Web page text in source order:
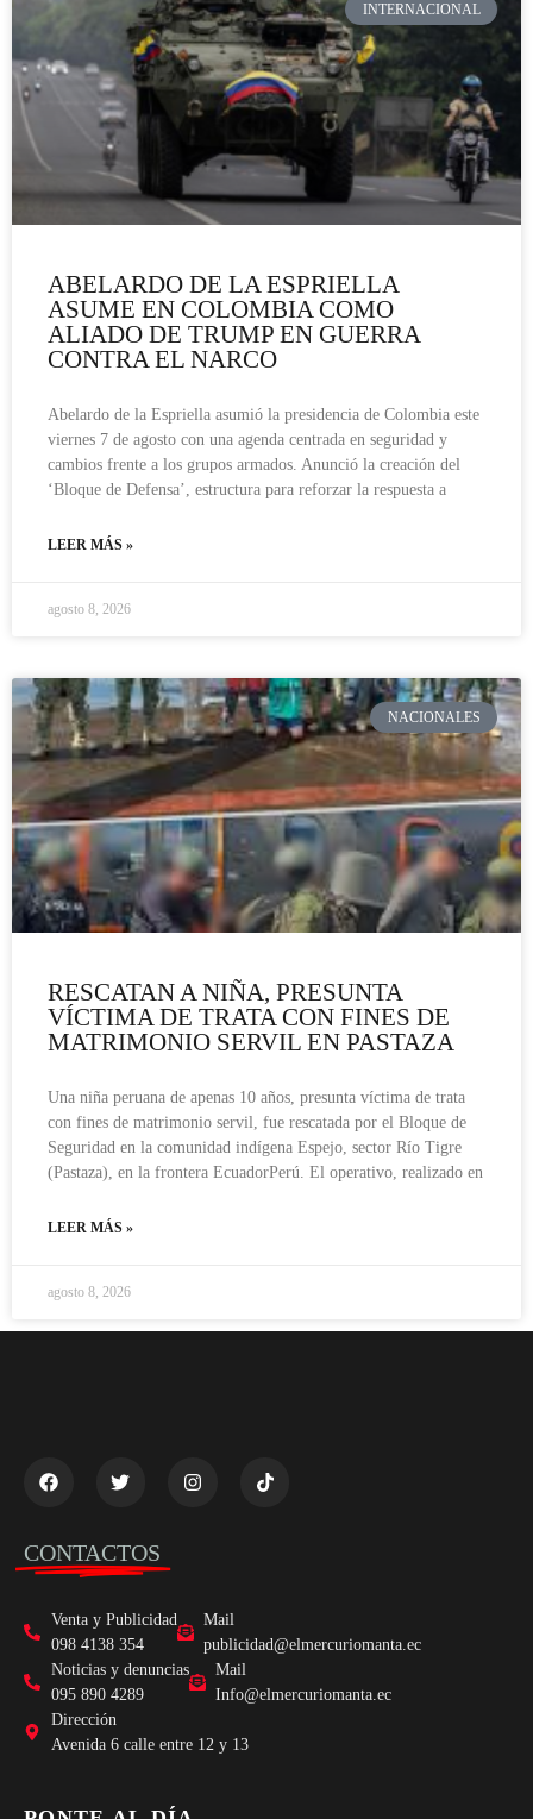
INTERNACIONAL
ABELARDO DE LA ESPRIELLA
ASUME EN COLOMBIA COMO
ALIADO DE TRUMP EN GUERRA
CONTRA EL NARCO
Abelardo de la Espriella asumió la presidencia de Colombia este
viernes 7 de agosto con una agenda centrada en seguridad y
cambios frente a los grupos armados. Anunció la creación del
‘Bloque de Defensa’, estructura para reforzar la respuesta a
LEER MÁS »
agosto 8, 2026
NACIONALES
RESCATAN A NIÑA, PRESUNTA
VÍCTIMA DE TRATA CON FINES DE
MATRIMONIO SERVIL EN PASTAZA
Una niña peruana de apenas 10 años, presunta víctima de trata
con fines de matrimonio servil, fue rescatada por el Bloque de
Seguridad en la comunidad indígena Espejo, sector Río Tigre
(Pastaza), en la frontera EcuadorPerú. El operativo, realizado en
LEER MÁS »
agosto 8, 2026
CONTACTOS
Venta y Publicidad
098 4138 354
Mail
publicidad@elmercuriomanta.ec
Noticias y denuncias
095 890 4289
Mail
Info@elmercuriomanta.ec
Dirección
Avenida 6 calle entre 12 y 13